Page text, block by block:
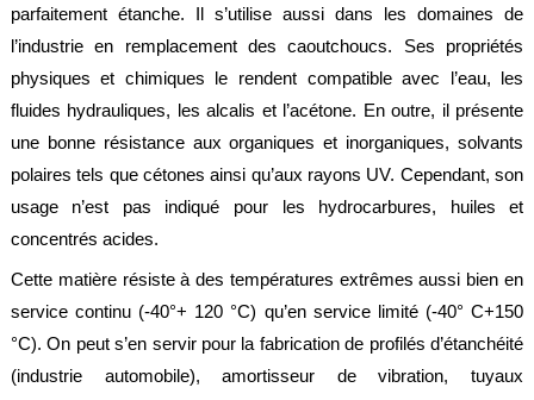
Nos
engagements
Conditions
générales
de
vente
Actualités
Bibliothèque
Anfray
Support
Tutoriels
techniques
parfaitement étanche. Il s’utilise aussi dans les domaines de
l’industrie en remplacement des caoutchoucs. Ses propriétés
physiques et chimiques le rendent compatible avec l’eau, les
fluides hydrauliques, les alcalis et l’acétone. En outre, il présente
une bonne résistance aux organiques et inorganiques, solvants
polaires tels que cétones ainsi qu’aux rayons UV. Cependant, son
usage n’est pas indiqué pour les hydrocarbures, huiles et
concentrés acides.
Cette matière résiste à des températures extrêmes aussi bien en
service continu (-40°+ 120 °C) qu’en service limité (-40° C+150
°C). On peut s’en servir pour la fabrication de profilés d’étanchéité
(industrie automobile), amortisseur de vibration, tuyaux